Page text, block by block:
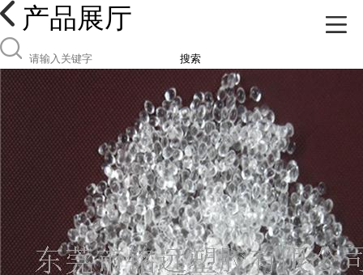
产品展厅
搜索